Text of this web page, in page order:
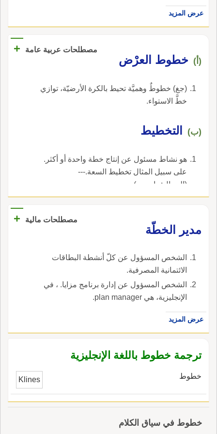
عرض المزيد
مصطلحات عربية عامة +
(أ) خطوط العرْض
(جغ) خطوطٌ وهميَّة تحيط بالكرة الأرضيّة، توازي
خطَّ الاستواء.
(ب) التخطيط
هو نشاط مسئول عن إنتاج خطة واحدة أو أكثر.
على سبيل المثال تخطيط السعة.---
(المجال:حاسوب).
مصطلحات مالية
+
مدير الخطّة
الشخص المسؤول عن كلّ أنشطة البطاقات
الائتمانية المصرفية.
الشخص المسؤول عن إدارة برنامج مزايا. ، في
الإنجليزية، هي plan manager.
عرض المزيد
ترجمة خطوط باللغة الإنجليزية
خطوط Klines
خطوط في سياق الكلام